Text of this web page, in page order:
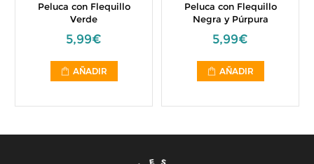
Peluca con Flequillo
Verde
5,99€
AÑADIR
Peluca con Flequillo
Negra y Púrpura
5,99€
AÑADIR